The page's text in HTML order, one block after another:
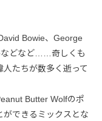
Bowie、George
などなど……奇しくも
たちが数多く逝って
Butter Wolfのポ
ができるミックスとな